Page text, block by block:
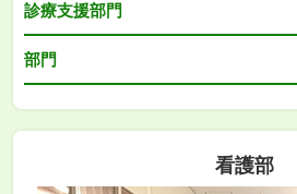
診療支援部門
部門
看護部